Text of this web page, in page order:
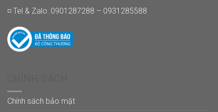
◽ Tel & Zalo: 0901287288 – 0931285588
Chính sách bảo mật